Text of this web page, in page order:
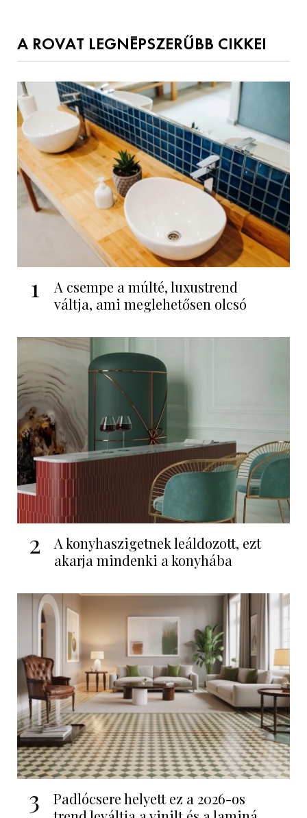
A ROVAT LEGNÉPSZERŰBB CIKKEI
1
A csempe a múlté, luxustrend
váltja, ami meglehetősen olcsó
2
A konyhaszigetnek leáldozott, ezt
akarja mindenki a konyhába
3
Padlócsere helyett ez a 2026-os